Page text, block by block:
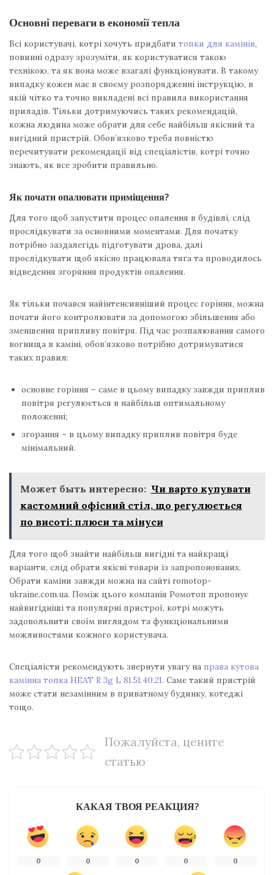
Основні переваги в економії тепла
Всі користувачі, котрі хочуть придбати топки для камінів,
повинні одразу зрозуміти, як користуватися такою
технікою, та як вона може взагалі функціонувати. В такому
випадку кожен має в своєму розпорядженні інструкцію, в
якій чітко та точно викладені всі правила використання
приладів. Тільки дотримуючись таких рекомендацій,
кожна людина може обрати для себе найбільш якісний та
вигідний пристрій. Обов’язково треба повністю
перечитувати рекомендації від спеціалістів, котрі точно
знають, як все зробити правильно.
Як почати опалювати приміщення?
Для того щоб запустити процес опалення в будівлі, слід
прослідкувати за основними моментами. Для початку
потрібно заздалегідь підготувати дрова, далі
прослідкувати щоб якісно працювала тяга та проводилось
відведення згоряння продуктів опалення.
Як тільки почався найінтенсивніший процес горіння, можна
почати його контролювати за допомогою збільшення або
зменшення припливу повітря. Під час розпалювання самого
вогнища в каміні, обов’язково потрібно дотримуватися
таких правил:
основне горіння – саме в цьому випадку завжди приплив
повітря регулюється в найбільш оптимальному
положенні;
згорання – в цьому випадку приплив повітря буде
мінімальний.
Может быть интересно: Чи варто купувати
кастомний офісний стіл, що регулюється
по висоті: плюси та мінуси
Для того щоб знайти найбільш вигідні та найкращі
варіанти, слід обрати якісні товари із запропонованих.
Обрати каміни завжди можна на сайті romotop-
ukraine.com.ua. Поміж цього компанія Ромотоп пропонує
найвигідніші та популярні пристрої, котрі можуть
задовольнити своїм виглядом та функціональними
можливостями кожного користувача.
Спеціалісти рекомендують звернути увагу на права кутова
камінна топка HEAT R 3g L 81.51.40.21. Саме такий пристрій
може стати незамінним в приватному будинку, котеджі
тощо.
Пожалуйста, цените
статью
КАКАЯ ТВОЯ РЕАКЦИЯ?
0 0 0 0 0